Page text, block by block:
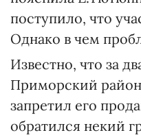
поступило, что
Однако в чем
Известно, что за
Приморский
запретил его
обратился некий